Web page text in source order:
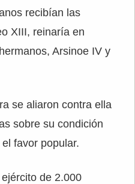
recibían las
XIII, reinaría en
Arsinoe IV y
se aliaron contra ella
sobre su condición
favor popular.
de 2.000